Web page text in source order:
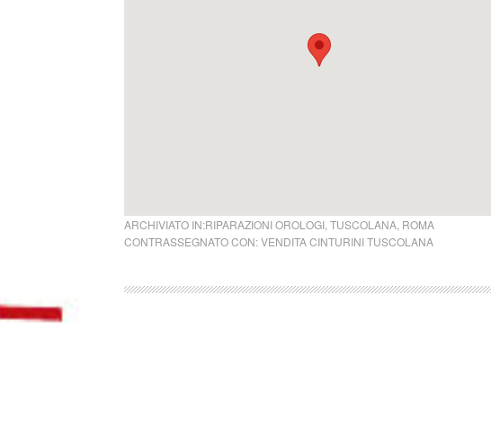
ARCHIVIATO IN:RIPARAZIONI OROLOGI TUSCOLANA ROMA
CONTRASSEGNATO CON:VENDITA CINTURINI TUSCOLANA